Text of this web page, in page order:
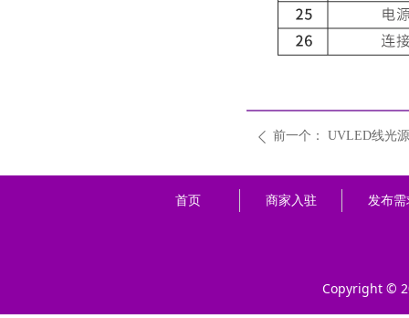
ꄴ 前一个： UVLED线光
Copyright ©
首页 商家入驻 发布需